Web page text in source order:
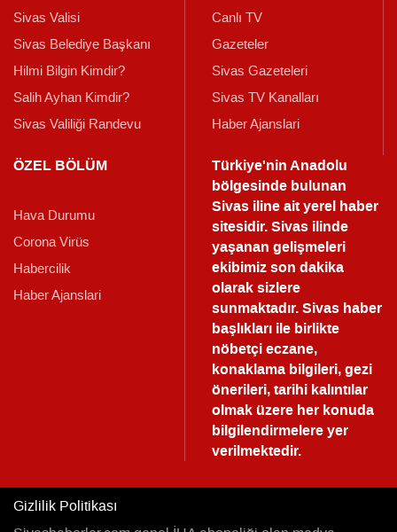
Sivas Valisi
Sivas Belediye Başkanı
Hilmi Bilgin Kimdir?
Salih Ayhan Kimdir?
Sivas Valiliği Randevu
Canlı TV
Gazeteler
Sivas Gazeteleri
Sivas TV Kanalları
Haber Ajanslari
ÖZEL BÖLÜM
Hava Durumu
Corona Virüs
Habercilik
Haber Ajanslari
Türkiye'nin Anadolu
bölgesinde bulunan
Sivas iline ait yerel haber
sitesidir. Sivas ilinde
yaşanan gelişmeleri
ekibimiz son dakika
olarak sizlere
sunmaktadır.Sivas haber
başlıkları ile birlikte
nöbetçi eczane,
konaklama bilgileri, gezi
önerileri, tarihi kalıntılar
olmak üzere her konuda
bilgilendirmelere yer
verilmektedir.
Gizlilik Politikası